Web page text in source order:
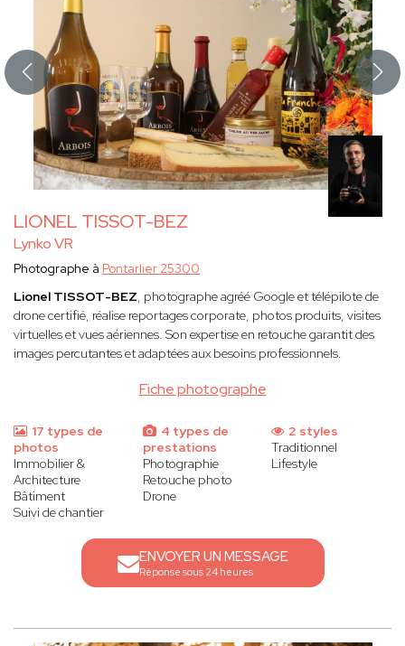
LIONEL TISSOT-BEZ
Lynko VR
Fiche photographe
Photographe à Pontarlier 25300
Lionel TISSOT-BEZ, photographe agréé Google et télépilote de
drone certifié, réalise reportages corporate, photos produits, visites
virtuelles et vues aériennes. Son expertise en retouche garantit des
images percutantes et adaptées aux besoins professionnels.
17 types de
photos
Immobilier &
Architecture
Bâtiment
Suivi de chantier
4 types de
prestations
Photographie
Retouche photo
Drone
2 styles
Traditionnel
Lifestyle
ENVOYER UN MESSAGE
Réponse sous 24 heures